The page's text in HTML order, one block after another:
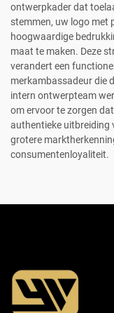
ontwerpkader dat
stemmen, uw logo met
hoogwaardige
maat te maken. Deze
verandert een
merkambassadeur die
intern ontwerpteam
om ervoor te zorgen
authentieke uitbreiding
grotere
consumentenloyaliteit.